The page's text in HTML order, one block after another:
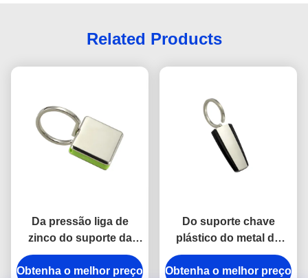
Related Products
Da pressão liga de
zinco do suporte da
corrente chave do metal
do gancho a anti
Obtenha o melhor preço
Do suporte chave
plástico do metal do
ABS do trapézio
galvanização de prata
Obtenha o melhor preço